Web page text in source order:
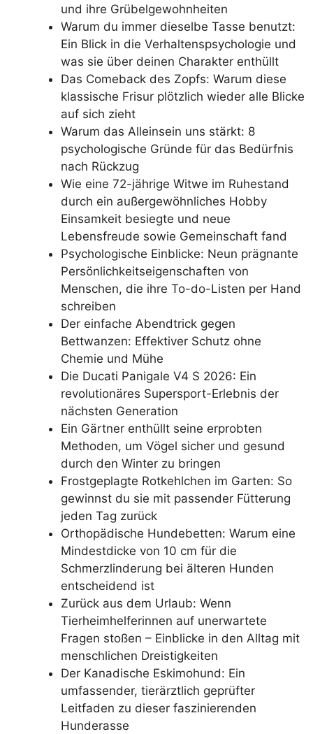
und ihre Grübelgewohnheiten
Warum du immer dieselbe Tasse benutzt:
Ein Blick in die Verhaltenspsychologie und
was sie über deinen Charakter enthüllt
Das Comeback des Zopfs: Warum diese
klassische Frisur plötzlich wieder alle Blicke
auf sich zieht
Warum das Alleinsein uns stärkt: 8
psychologische Gründe für das Bedürfnis
nach Rückzug
Wie eine 72-jährige Witwe im Ruhestand
durch ein außergewöhnliches Hobby
Einsamkeit besiegte und neue
Lebensfreude sowie Gemeinschaft fand
Psychologische Einblicke: Neun prägnante
Persönlichkeitseigenschaften von
Menschen, die ihre To-do-Listen per Hand
schreiben
Der einfache Abendtrick gegen
Bettwanzen: Effektiver Schutz ohne
Chemie und Mühe
Die Ducati Panigale V4 S 2026: Ein
revolutionäres Supersport-Erlebnis der
nächsten Generation
Ein Gärtner enthüllt seine erprobten
Methoden, um Vögel sicher und gesund
durch den Winter zu bringen
Frostgeplagte Rotkehlchen im Garten: So
gewinnst du sie mit passender Fütterung
jeden Tag zurück
Orthopädische Hundebetten: Warum eine
Mindestdicke von 10 cm für die
Schmerzlinderung bei älteren Hunden
entscheidend ist
Zurück aus dem Urlaub: Wenn
Tierheimhelferinnen auf unerwartete
Fragen stoßen – Einblicke in den Alltag mit
menschlichen Dreistigkeiten
Der Kanadische Eskimohund: Ein
umfassender, tierärztlich geprüfter
Leitfaden zu dieser faszinierenden
Hunderasse